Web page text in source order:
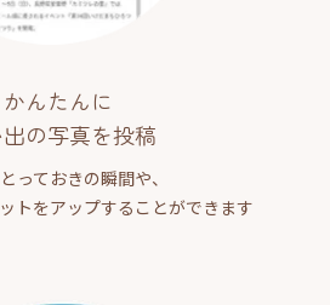
かんたんに
の写真を投稿
っておきの瞬間や、
トをアップすることができます